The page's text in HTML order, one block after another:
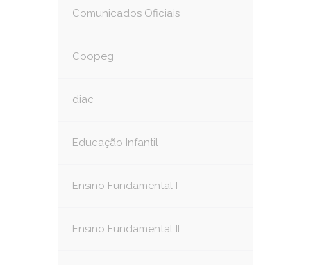
Comunicados Oficiais
Coopeg
diac
Educação Infantil
Ensino Fundamental I
Ensino Fundamental II